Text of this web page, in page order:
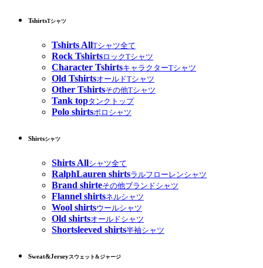
TshirtsTシャツ
Tshirts AllTシャツ全て
Rock TshirtsロックTシャツ
Character TshirtsキャラクターTシャツ
Old TshirtsオールドTシャツ
Other Tshirtsその他Tシャツ
Tank topタンクトップ
Polo shirtsポロシャツ
Shirtsシャツ
Shirts Allシャツ全て
RalphLauren shirtsラルフローレンシャツ
Brand shirteその他ブランドシャツ
Flannel shirtsネルシャツ
Wool shirtsウールシャツ
Old shirtsオールドシャツ
Shortsleeved shirts半袖シャツ
Sweat&Jerseyスウェット&ジャージ